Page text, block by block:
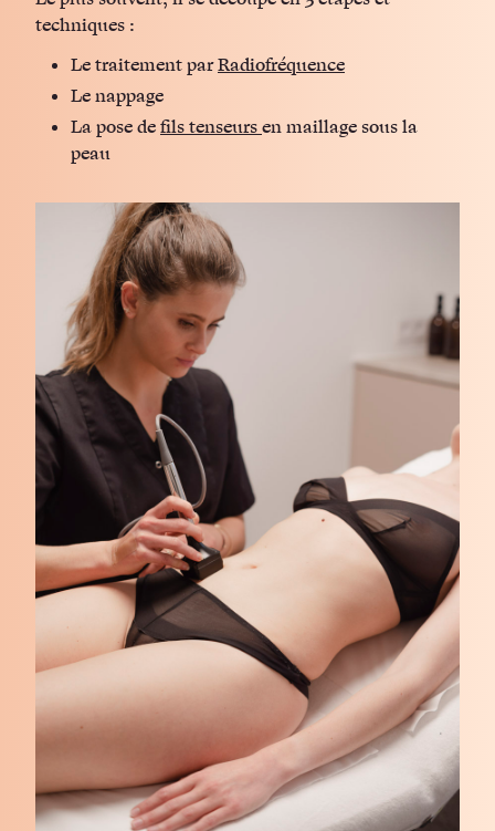
techniques :
Le traitement parRadiofréquence
Le nappage
La pose defils tenseursen maillage sous la
peau